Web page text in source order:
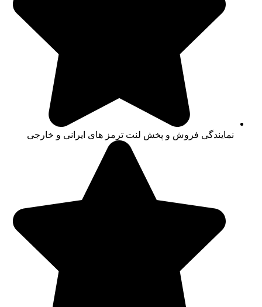
نمایندگی فروش و پخش لنت ترمز های ایرانی و خارجی